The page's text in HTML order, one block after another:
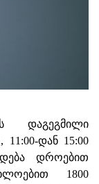
დაგეგმილი
დან 15:00
დროებით
1800